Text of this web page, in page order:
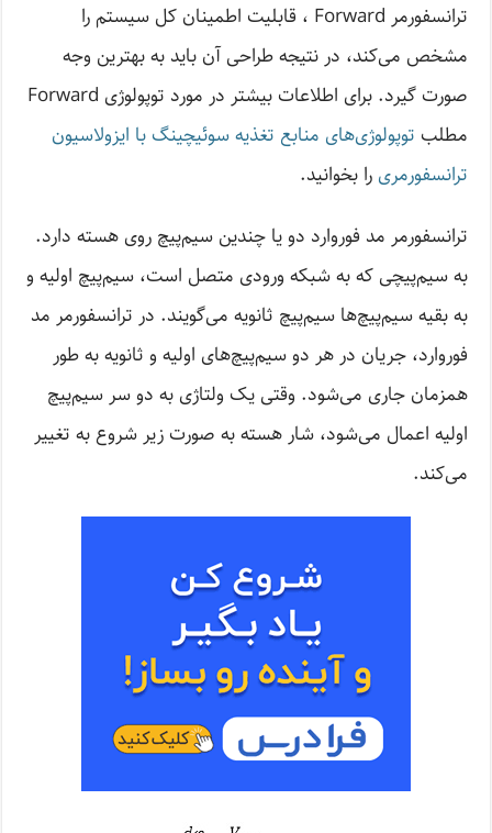
ترانسفورمر Forward ، قابلیت اطمینان کل سیستم را
مشخص می‌کند، در نتیجه طراحی آن باید به بهترین وجه
صورت گیرد. برای اطلاعات بیشتر در مورد توپولوژی Forward
مطلب توپولوژی‌های منابع تغذیه سوئیچینگ با ایزولاسیون
ترانسفورمری را بخوانید.
ترانسفورمر مد فوروارد دو یا چندین سیم‌پیچ روی هسته دارد.
به سیم‌پیچی که به شبکه ورودی متصل است، سیم‌پیچ اولیه و
به بقیه سیم‌پیچ‌ها سیم‌پیچ ثانویه می‌گویند. در ترانسفورمر مد
فوروارد، جریان در هر دو سیم‌پیچ‌های اولیه و ثانویه به طور
همزمان جاری می‌شود. وقتی یک ولتاژی به دو سر سیم‌پیچ
اولیه اعمال می‌شود، شار هسته به صورت زیر شروع به تغییر
می‌کند.